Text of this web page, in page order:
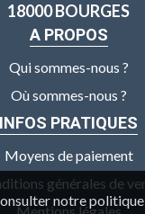
notre
18000 BOURGES
A PROPOS
Qui sommes-nous ?
Où sommes-nous ?
INFOS PRATIQUES
Moyens de paiement
générales de